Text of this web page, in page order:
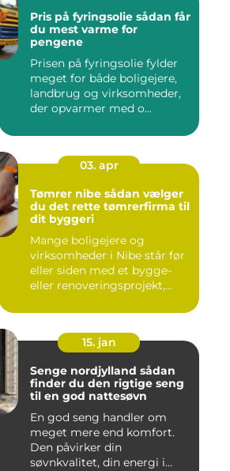
Pris på fyringsolie sådan får
du mest varme for
pengene
Prisen på fyringsolie fylder
meget for både boligejere,
landbrug og virksomheder,
der opvarmer med o...
03. apr
Tømrer nibe sådan vælger
du det rette tømrerfirma til
dit byggeri
Mange boligejere og
virksomheder i Nibe står før
eller siden med et bygge-
eller renoveringsprojekt,...
15. jan
Senge nordjylland sådan
finder du den rigtige seng
til en god nattesøvn
En god seng handler om
meget mere end komfort.
Den påvirker din
søvnkvalitet, din energi i